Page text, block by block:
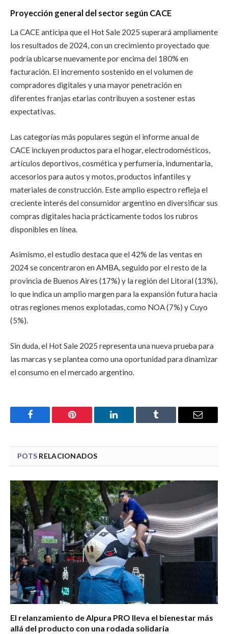
Proyección general del sector según CACE
La CACE anticipa que el Hot Sale 2025 superará ampliamente
los resultados de 2024, con un crecimiento proyectado que
podría ubicarse nuevamente por encima del 180% en
facturación. El incremento sostenido en el volumen de
compradores digitales y una mayor penetración en
diferentes franjas etarias contribuyen a sostener estas
expectativas.
Las categorías más populares según el informe anual de
CACE incluyen productos para el hogar, electrodomésticos,
artículos deportivos, cosmética y perfumería, indumentaria,
accesorios para autos y motos, productos infantiles y
materiales de construcción. Este amplio espectro refleja el
creciente interés del consumidor argentino en diversificar sus
compras digitales hacia prácticamente todos los rubros
disponibles en línea.
Asimismo, el estudio destaca que el 42% de las ventas en
2024 se concentraron en AMBA, seguido por el resto de la
provincia de Buenos Aires (17%) y la región del Litoral (13%),
lo que indica un amplio margen para la expansión futura hacia
otras regiones menos explotadas, como NOA (7%) y Cuyo
(5%).
Sin duda, el Hot Sale 2025 representa una nueva prueba para
las marcas y se plantea como una oportunidad para dinamizar
el consumo en el mercado argentino.
Facebook Pinterest LinkedIn Tumblr Email
POTS RELACIONADOS
El relanzamiento de Alpura PRO lleva el bienestar más
allá del producto con una rodada solidaria